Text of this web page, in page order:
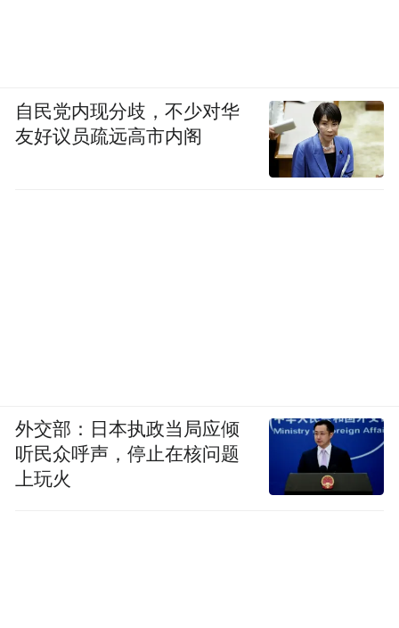
自民党内现分歧，不少对华
友好议员疏远高市内阁
外交部：日本执政当局应倾
听民众呼声，停止在核问题
上玩火